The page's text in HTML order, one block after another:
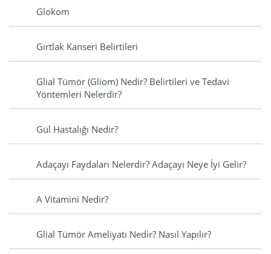
Glokom
Gırtlak Kanseri Belirtileri
Glial Tümör (Gliom) Nedir? Belirtileri ve Tedavi
Yöntemleri Nelerdir?
Gül Hastalığı Nedir?
Adaçayı Faydaları Nelerdir? Adaçayı Neye İyi Gelir?
A Vitamini Nedir?
Glial Tümör Ameliyatı Nedir? Nasıl Yapılır?